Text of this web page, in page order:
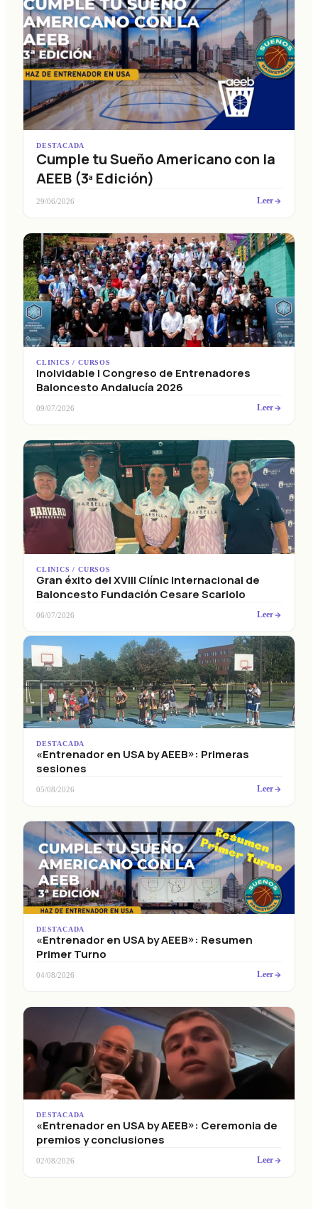
DESTACADA
Cumple tu Sueño Americano con la
AEEB (3ª Edición)
29/06/2026 Leer
CLINICS / CURSOS
Inolvidable I Congreso de Entrenadores
Baloncesto Andalucía 2026
09/07/2026 Leer
CLINICS / CURSOS
Gran éxito del XVIII Clínic Internacional de
Baloncesto Fundación Cesare Scariolo
06/07/2026 Leer
DESTACADA
«Entrenador en USA by AEEB»: Primeras
sesiones
05/08/2026 Leer
DESTACADA
«Entrenador en USA by AEEB»: Resumen
Primer Turno
04/08/2026 Leer
DESTACADA
«Entrenador en USA by AEEB»: Ceremonia de
premios y conclusiones
02/08/2026 Leer